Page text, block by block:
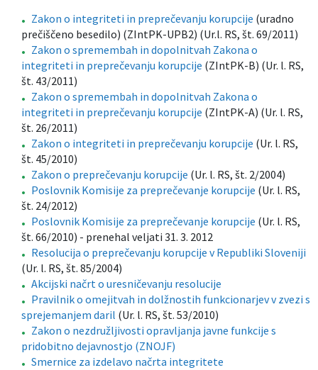
Zakon o integriteti in preprečevanju korupcije (uradno
prečiščeno besedilo) (ZIntPK-UPB2) (Ur.l. RS, št. 69/2011)
Zakon o spremembah in dopolnitvah Zakona o
integriteti in preprečevanju korupcije (ZIntPK-B) (Ur. l. RS,
št. 43/2011)
Zakon o spremembah in dopolnitvah Zakona o
integriteti in preprečevanju korupcije (ZIntPK-A) (Ur. l. RS,
št. 26/2011)
Zakon o integriteti in preprečevanju korupcije (Ur. l. RS,
št. 45/2010)
Zakon o preprečevanju korupcije (Ur. l. RS, št. 2/2004)
Poslovnik Komisije za preprečevanje korupcije (Ur. l. RS,
št. 24/2012)
Poslovnik Komisije za preprečevanje korupcije (Ur. l. RS,
št. 66/2010) - prenehal veljati 31. 3. 2012
Resolucija o preprečevanju korupcije v Republiki Sloveniji
(Ur. l. RS, št. 85/2004)
Akcijski načrt o uresničevanju resolucije
Pravilnik o omejitvah in dolžnostih funkcionarjev v zvezi s
sprejemanjem daril (Ur. l. RS, št. 53/2010)
Zakon o nezdružljivosti opravljanja javne funkcije s
pridobitno dejavnostjo (ZNOJF)
Smernice za izdelavo načrta integritete